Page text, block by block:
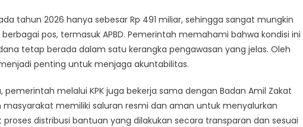
tahun 2026 hanya sebesar Rp 491 miliar, sehingga sangat mungkin
pos, termasuk APBD. Pemerintah memahami bahwa kondisi ini
tetap berada dalam satu kerangka pengawasan yang jelas. Oleh
penting untuk menjaga akuntabilitas.
melalui KPK juga bekerja sama dengan Badan Amil Zakat
memiliki saluran resmi dan aman untuk menyalurkan
distribusi bantuan yang dilakukan secara transparan dan sesuai